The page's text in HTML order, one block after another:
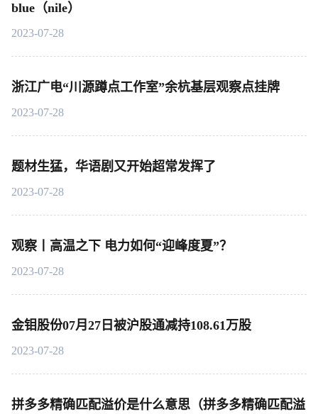
blue（nile）
2023-07-28
浙江广电“川源蹲点工作室”余杭基层观察点挂牌
2023-07-28
题材生猛，华语剧又开始超常发挥了
2023-07-28
观察丨高温之下 电力如何“迎峰度夏”？
2023-07-28
金钼股份07月27日被沪股通减持108.61万股
2023-07-28
拼多多精确匹配溢价是什么意思（拼多多精确匹配溢